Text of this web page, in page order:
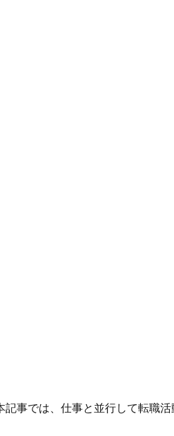
記事では、仕事と並行して転職